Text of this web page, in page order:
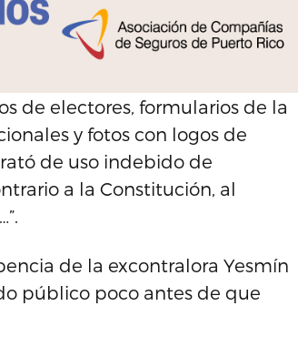
de electores, formularios de la
y fotos con logos de
de uso indebido de
a la Constitución, al
de la excontralora Yesmín
público poco antes de que